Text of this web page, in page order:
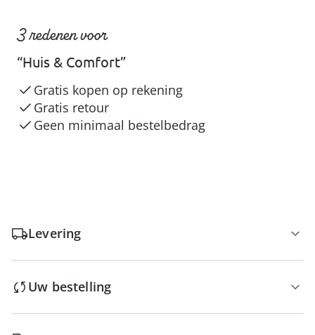
3 redenen voor
“Huis & Comfort”
Gratis kopen op rekening
Gratis retour
Geen minimaal bestelbedrag
Levering
Uw bestelling